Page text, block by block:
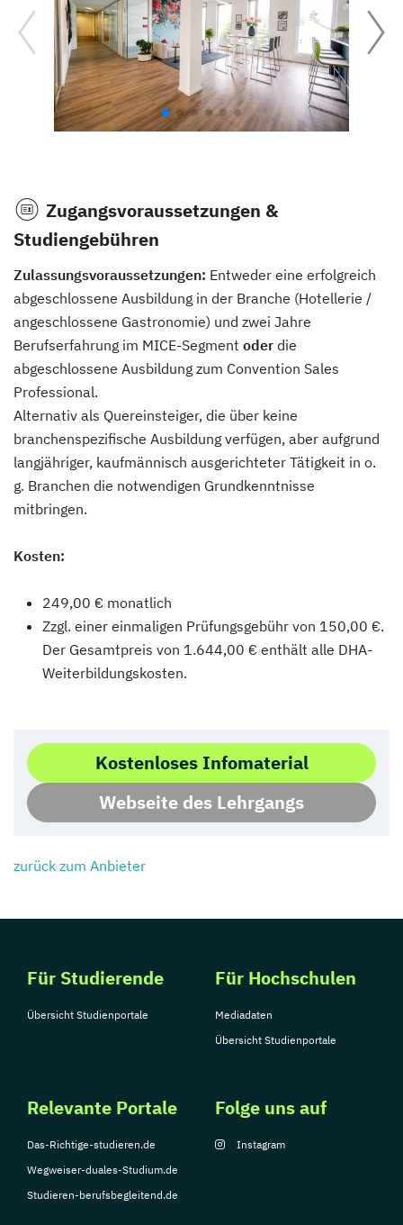
Zugangsvoraussetzungen &
Studiengebühren
Zulassungsvoraussetzungen: Entweder eine erfolgreich
abgeschlossene Ausbildung in der Branche (Hotellerie /
angeschlossene Gastronomie) und zwei Jahre
Berufserfahrung im MICE-Segment oder die
abgeschlossene Ausbildung zum Convention Sales
Professional.
Alternativ als Quereinsteiger, die über keine
branchenspezifische Ausbildung verfügen, aber aufgrund
langjähriger, kaufmännisch ausgerichteter Tätigkeit in o.
g. Branchen die notwendigen Grundkenntnisse
mitbringen.
Kosten:
249,00 € monatlich
Zzgl. einer einmaligen Prüfungsgebühr von 150,00 €.
Der Gesamtpreis von 1.644,00 € enthält alle DHA-
Weiterbildungskosten.
Kostenloses Infomaterial
Webseite des Lehrgangs
zurück zum Anbieter
Für Studierende
Übersicht Studienportale
Für Hochschulen
Mediadaten
Übersicht Studienportale
Relevante Portale
Das-Richtige-studieren.de
Wegweiser-duales-Studium.de
Studieren-berufsbegleitend.de
Folge uns auf
Instagram